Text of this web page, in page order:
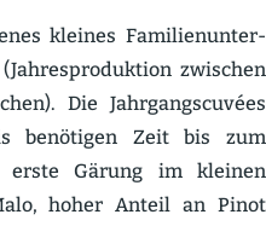
kleines Famili­en­un­ter­
zwischen
Die Jahrgangs­cuvées
benötigen Zeit bis zum
erste Gärung im kleinen
hoher Anteil an Pinot